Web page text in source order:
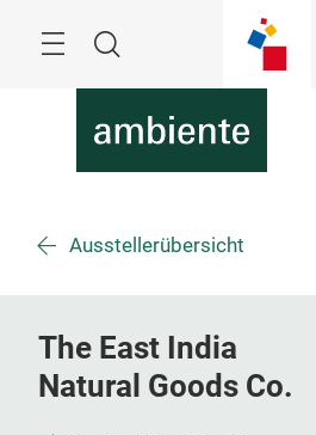
Suche
Ausstellerübersicht
The East India
Natural Goods Co.